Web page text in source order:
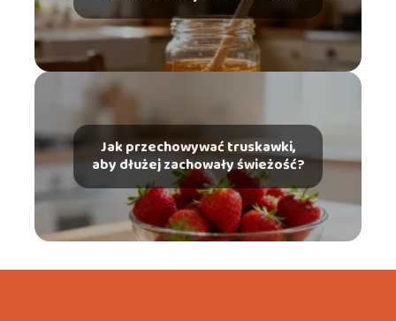
Jak przechowywać truskawki,
aby dłużej zachowały świeżość?